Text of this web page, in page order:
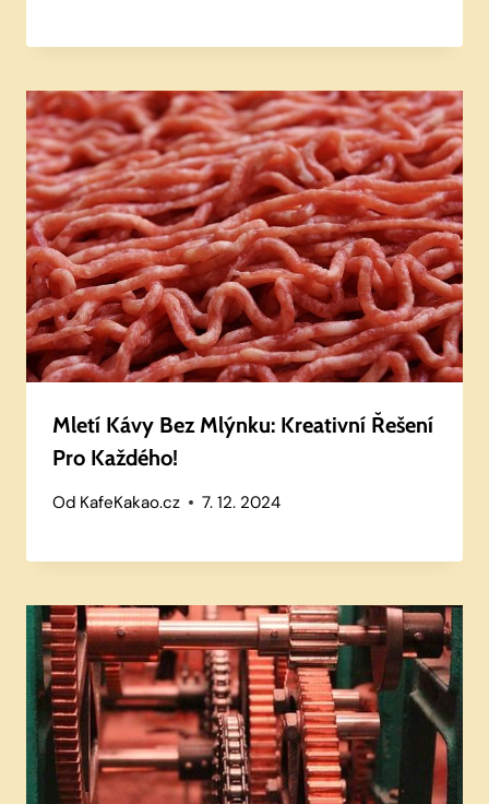
Mletí Kávy Bez Mlýnku: Kreativní Řešení
Pro Každého!
Od KafeKakao.cz 7. 12. 2024